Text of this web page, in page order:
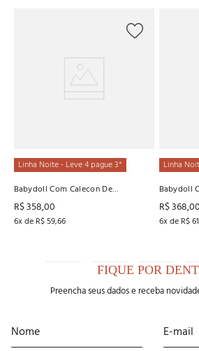
Linha Noite - Leve 4 pague 3*
Babydoll Com Calecon De
Microfibra e Renda Recco
R$358,00
6x de R$59,66
Linha
Babydoll
Recco
R$368,00
6x de R$61
FIQUE POR
Preencha seus dados e receba